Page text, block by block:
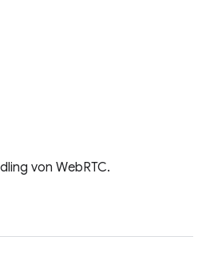
von WebRTC.